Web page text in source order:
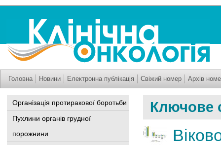
Головна Новини Електронна публікація Свіжий номер Архів
Організація протиракової боротьби
Пухлини органів грудної
порожнини
Ключове